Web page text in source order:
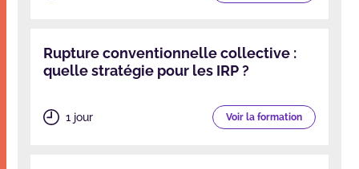
Rupture conventionnelle collective :
quelle stratégie pour les IRP ?
1 jour Voir la formation